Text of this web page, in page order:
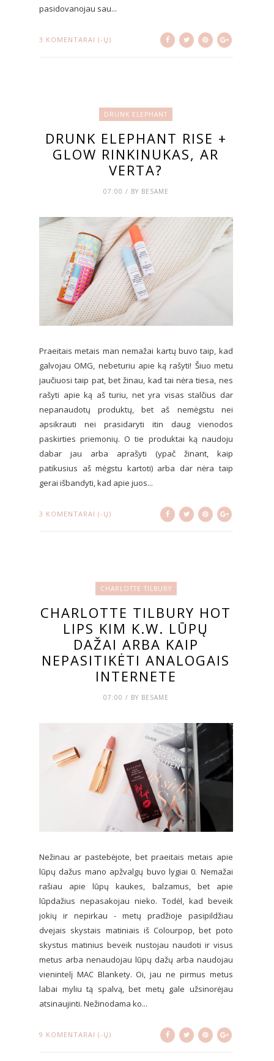
pasidovanojau sau...
3 KOMENTARAI (-Ų)
DRUNK ELEPHANT
DRUNK ELEPHANT RISE +
GLOW RINKINUKAS, AR
VERTA?
07:00 / BY BESAME
Praeitais metais man nemažai kartų buvo taip, kad
galvojau OMG, nebeturiu apie ką rašyti! Šiuo metu
jaučiuosi taip pat, bet žinau, kad tai nėra tiesa, nes
rašyti apie ką aš turiu, net yra visas stalčius dar
nepanaudotų produktų, bet aš nemėgstu nei
apsikrauti nei prasidaryti itin daug vienodos
paskirties priemonių. O tie produktai ką naudoju
dabar jau arba aprašyti (ypač žinant, kaip
patikusius aš mėgstu kartoti) arba dar nėra taip
gerai išbandyti, kad apie juos...
3 KOMENTARAI (-Ų)
CHARLOTTE TILBURY
CHARLOTTE TILBURY HOT
LIPS KIM K.W. LŪPŲ
DAŽAI ARBA KAIP
NEPASITIKĖTI ANALOGAIS
INTERNETE
07:00 / BY BESAME
Nežinau ar pastebėjote, bet praeitais metais apie
lūpų dažus mano apžvalgų buvo lygiai 0. Nemažai
rašiau apie lūpų kaukes, balzamus, bet apie
lūpdažius nepasakojau nieko. Todėl, kad beveik
jokių ir nepirkau - metų pradžioje pasipildžiau
dvejais skystais matiniais iš Colourpop, bet poto
skystus matinius beveik nustojau naudoti ir visus
metus arba nenaudojau lūpų dažų arba naudojau
vienintelį MAC Blankety. Oi, jau ne pirmus metus
labai myliu tą spalvą, bet metų gale užsinorėjau
atsinaujinti. Nežinodama ko...
9 KOMENTARAI (-Ų)